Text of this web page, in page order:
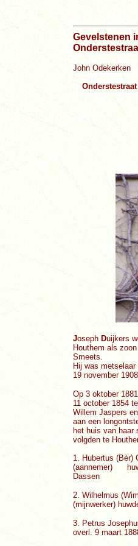
Gevelstenen
John Odekerken
Joseph Duijkers
Houthem als
Smeets.
Hij was
19 november
Op 3 oktober
11 october 1854
Willem Jaspers
aan een
het huis van haar
volgden te
1. Hubertus (Bèr)
(aannemer)
Dassen
2. Wilhelmus
(mijnwerker)
3. Petrus
overl. 9 maart